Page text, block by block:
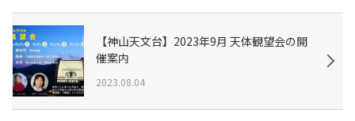
【神山天文台】2023年9月 天体観望会の開
催案内
2023.08.04